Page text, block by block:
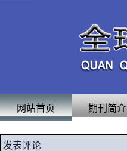
网站首页 期刊简介
发表评论